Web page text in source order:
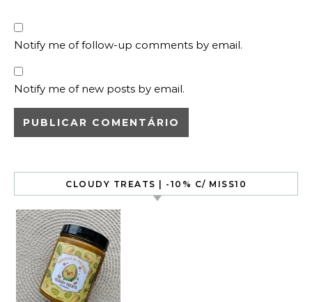
Notify me of follow-up comments by email.
Notify me of new posts by email.
CLOUDY TREATS | -10% C/ MISS10